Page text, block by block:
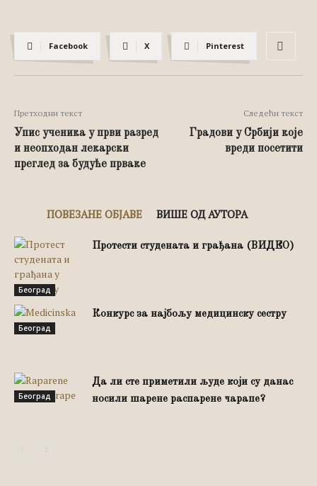
Facebook X Pinterest
Претходни текст
Упис ученика у први разред
и неопходан лекарски
преглед за будуће прваке
Следећи текст
Градови у Србији које
вреди посетити
ПОВЕЗАНЕ ОБЈАВЕ ВИШЕ ОД АУТОРА
Београд
Протести студената и грађана (ВИДЕО)
Београд
Конкурс за најбољу медицинску сестру
Београд
Да ли сте приметили људе који су данас
носили шарене распарене чарапе?